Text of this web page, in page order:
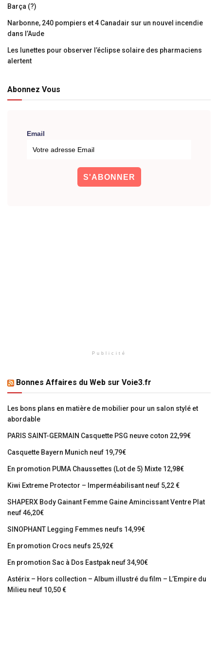
Barça (?)
Narbonne, 240 pompiers et 4 Canadair sur un nouvel incendie
dans l’Aude
Les lunettes pour observer l’éclipse solaire des pharmaciens
alertent
Abonnez Vous
Email
Publicité
Bonnes Affaires du Web sur Voie3.fr
Les bons plans en matière de mobilier pour un salon stylé et
abordable
PARIS SAINT-GERMAIN Casquette PSG neuve coton 22,99€
Casquette Bayern Munich neuf 19,79€
En promotion PUMA Chaussettes (Lot de 5) Mixte 12,98€
Kiwi Extreme Protector – Imperméabilisant neuf 5,22 €
SHAPERX Body Gainant Femme Gaine Amincissant Ventre Plat
neuf 46,20€
SINOPHANT Legging Femmes neufs 14,99€
En promotion Crocs neufs 25,92€
En promotion Sac à Dos Eastpak neuf 34,90€
Astérix – Hors collection – Album illustré du film – L’Empire du
Milieu neuf 10,50 €